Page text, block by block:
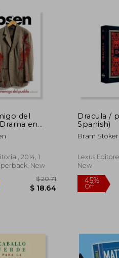
del
en
(in
2014, 1
New
$ 18.64
Dracula /
Spanish)
Bram Stoker
Lexus
New